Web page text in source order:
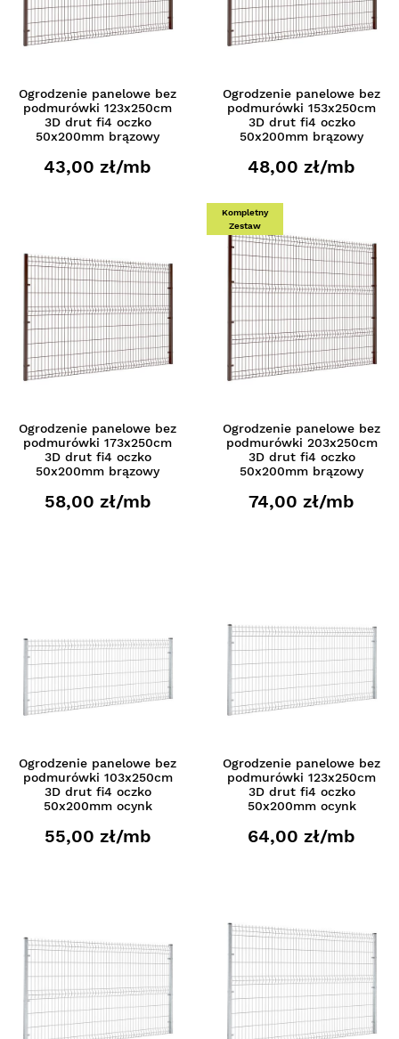
Ogrodzenie panelowe bez
podmurówki 123x250cm
3D drut fi4 oczko
50x200mm brązowy
43,00 zł/mb
Ogrodzenie panelowe bez
podmurówki 153x250cm
3D drut fi4 oczko
50x200mm brązowy
48,00 zł/mb
Ogrodzenie panelowe bez
podmurówki 173x250cm
3D drut fi4 oczko
50x200mm brązowy
58,00 zł/mb
Kompletny
Zestaw
Ogrodzenie panelowe bez
podmurówki 203x250cm
3D drut fi4 oczko
50x200mm brązowy
74,00 zł/mb
Ogrodzenie panelowe bez
podmurówki 103x250cm
3D drut fi4 oczko
50x200mm ocynk
55,00 zł/mb
Ogrodzenie panelowe bez
podmurówki 123x250cm
3D drut fi4 oczko
50x200mm ocynk
64,00 zł/mb